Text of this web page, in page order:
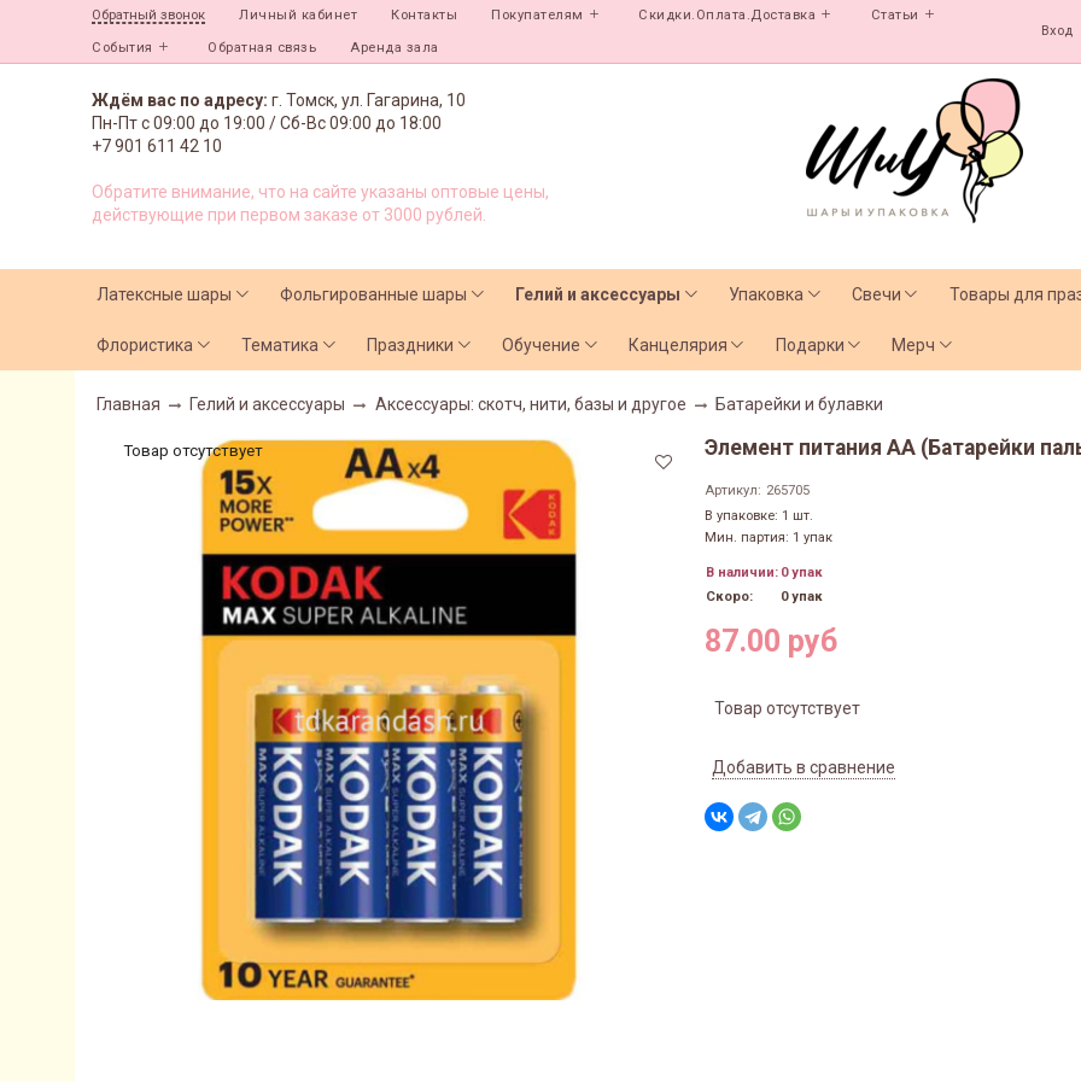
Обратный звонок Личный кабинет Контакты Покупателям Скидки.Оплата.Доставка Статьи
События Обратная связь Аренда зала
Вход
Ждём вас по адресу: г. Томск, ул. Гагарина, 10
Пн-Пт с09:00 до 19:00 /Сб-Вс 09:00 до 18:00
+7 901 611 42 10
Обратите внимание, что на сайте указаны оптовые цены,
действующие при первом заказе от 3000 рублей.
Латексные шары Фольгированные шары Гелий и аксессуары Упаковка Свечи Товары для
Флористика Тематика Праздники Обучение Канцелярия Подарки Мерч
Главная Гелий и аксессуары Аксессуары: скотч, нити, базы и другое Батарейки и булавки
Товар отсутствует Элемент питания АА (Батарейки
Артикул: 265705
В упаковке: 1 шт.
Мин. партия: 1 упак
В наличии: 0 упак
Скоро:
0 упак
87.00 руб
Товар отсутствует
Добавить в сравнение